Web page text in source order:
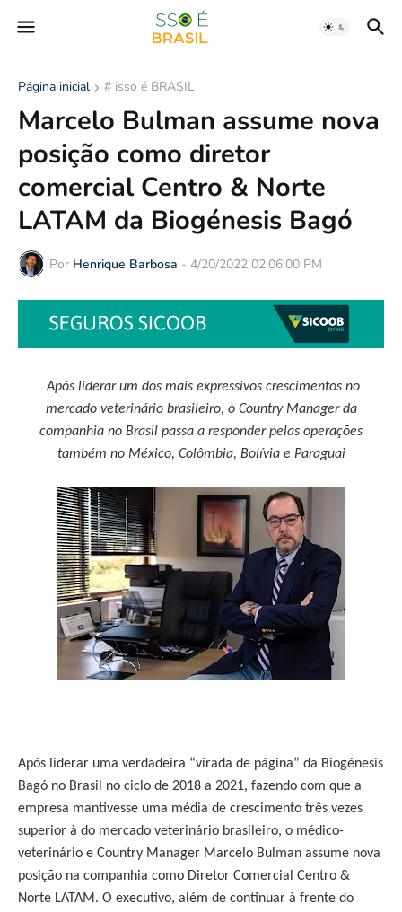
Página inicial # isso é BRASIL
Marcelo Bulman assume nova
posição como diretor
comercial Centro & Norte
LATAM da Biogénesis Bagó
Por Henrique Barbosa - 4/20/2022 02:06:00 PM
Após liderar um dos mais expressivos crescimentos no
mercado veterinário brasileiro, o Country Manager da
companhia no Brasil passa a responder pelas operações
também no México, Colômbia, Bolívia e Paraguai
Após liderar uma verdadeira “virada de página” da Biogénesis
Bagó no Brasil no ciclo de 2018 a 2021, fazendo com que a
empresa mantivesse uma média de crescimento três vezes
superior à do mercado veterinário brasileiro, o médico-
veterinário e Country Manager Marcelo Bulman assume nova
posição na companhia como Diretor Comercial Centro &
Norte LATAM. O executivo, além de continuar à frente do